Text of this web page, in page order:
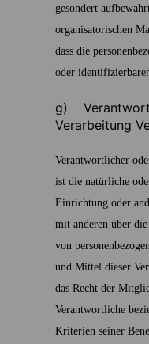
gesondert
organisatorischen
dass die
oder
g)
Verarbeitung
Verantwortlicher
ist die natürliche
Einrichtung oder
mit anderen über
von
und Mittel dieser
das Recht der
Verantwortliche
Kriterien seiner